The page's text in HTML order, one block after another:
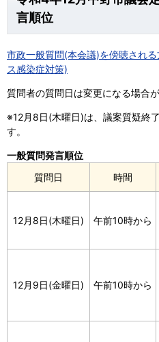
言順位
市政一般質問(本会議)を傍聴され
ス感染症対策)
質問者の質問日は変更になる場合が
※12月8日(木曜日)は、議案質疑終
す。
質問日 時間
一般質問発言順位
12月8日(木曜日) 午前10時から
12月9日(金曜日) 午前10時から